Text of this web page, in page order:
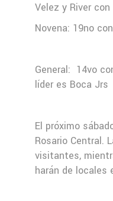
Velez y River con
Novena: 19no
General: 14vo
líder es Boca Jrs
El próximo
Rosario Central.
visitantes,
harán de locales